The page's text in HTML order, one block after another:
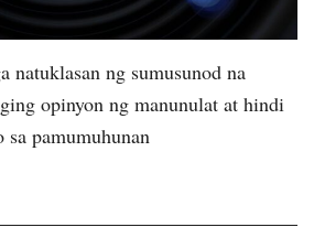
natuklasan ng sumusunod na
opinyon ng manunulat at hindi
pamumuhunan